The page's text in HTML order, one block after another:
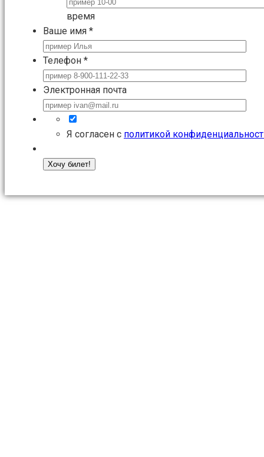
время
Ваше имя *
Телефон *
Электронная почта
Я согласен с политикой